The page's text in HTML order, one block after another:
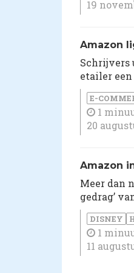
19
Amazon
Schrijvers
etailer
E-
1
20
Amazon
Meer dan
gedrag’
DISNEY
1
11